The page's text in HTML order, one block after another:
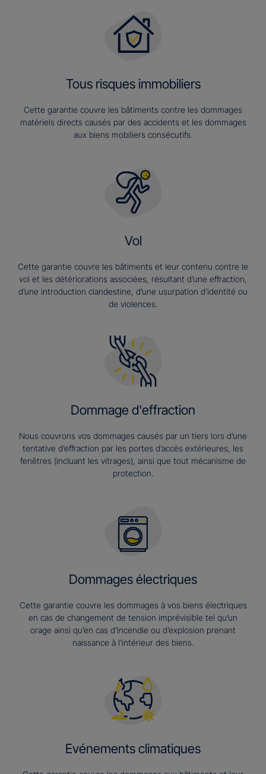
Tous risques immobiliers
Cette garantie couvre les bâtiments contre les dommages
matériels directs causés par des accidents et les dommages
aux biens mobiliers consécutifs.
Vol
Cette garantie couvre les bâtiments et leur contenu contre le
vol et les détériorations associées, résultant d’une effraction,
d’une introduction clandestine, d’une usurpation d’identité ou
de violences.
Dommage d'effraction
Nous couvrons vos dommages causés par un tiers lors d’une
tentative d’effraction par les portes d’accès extérieures, les
fenêtres (incluant les vitrages), ainsi que tout mécanisme de
protection.
Dommages électriques
Cette garantie couvre les dommages à vos biens électriques
en cas de changement de tension imprévisible tel qu’un
orage ainsi qu’en cas d’incendie ou d’explosion prenant
naissance à l’intérieur des biens.
Evénements climatiques